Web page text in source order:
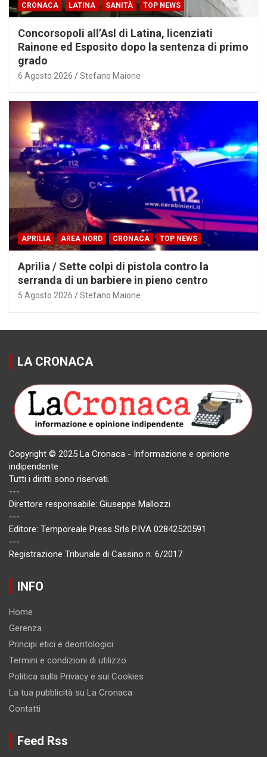
CRONACA LATINA SANITÀ TOP NEWS
Concorsopoli all’Asl di Latina, licenziati
Rainone ed Esposito dopo la sentenza di primo
grado
6 Agosto 2026 Stefano Maione
APRILIA AREA NORD CRONACA TOP NEWS
Aprilia / Sette colpi di pistola contro la
serranda di un barbiere in pieno centro
5 Agosto 2026 Stefano Maione
LA CRONACA
Copyright © 2025 La Cronaca - Informazione e opinione
indipendente
Tutti i diritti sono riservati.
---
Direttore responsabile: Giuseppe Mallozzi
---
Editore: Temporeale Press Srls P.IVA 02842520591
---
Registrazione Tribunale di Cassino n. 6/2017
INFO
Home
Gerenza
Principi etici e deontologici
Termini e condizioni di utilizzo
Politica sulla Privacy e sui Cookies
La tua pubblicità su La Cronaca
Contatti
Feed Rss